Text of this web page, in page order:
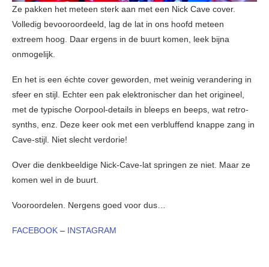
Ze pakken het meteen sterk aan met een Nick Cave cover.
Volledig bevooroordeeld, lag de lat in ons hoofd meteen
extreem hoog. Daar ergens in de buurt komen, leek bijna
onmogelijk.
En het is een échte cover geworden, met weinig verandering in
sfeer en stijl. Echter een pak elektronischer dan het origineel,
met de typische Oorpool-details in bleeps en beeps, wat retro-
synths, enz. Deze keer ook met een verbluffend knappe zang in
Cave-stijl. Niet slecht verdorie!
Over die denkbeeldige Nick-Cave-lat springen ze niet. Maar ze
komen wel in de buurt.
Vooroordelen. Nergens goed voor dus…
FACEBOOK – INSTAGRAM